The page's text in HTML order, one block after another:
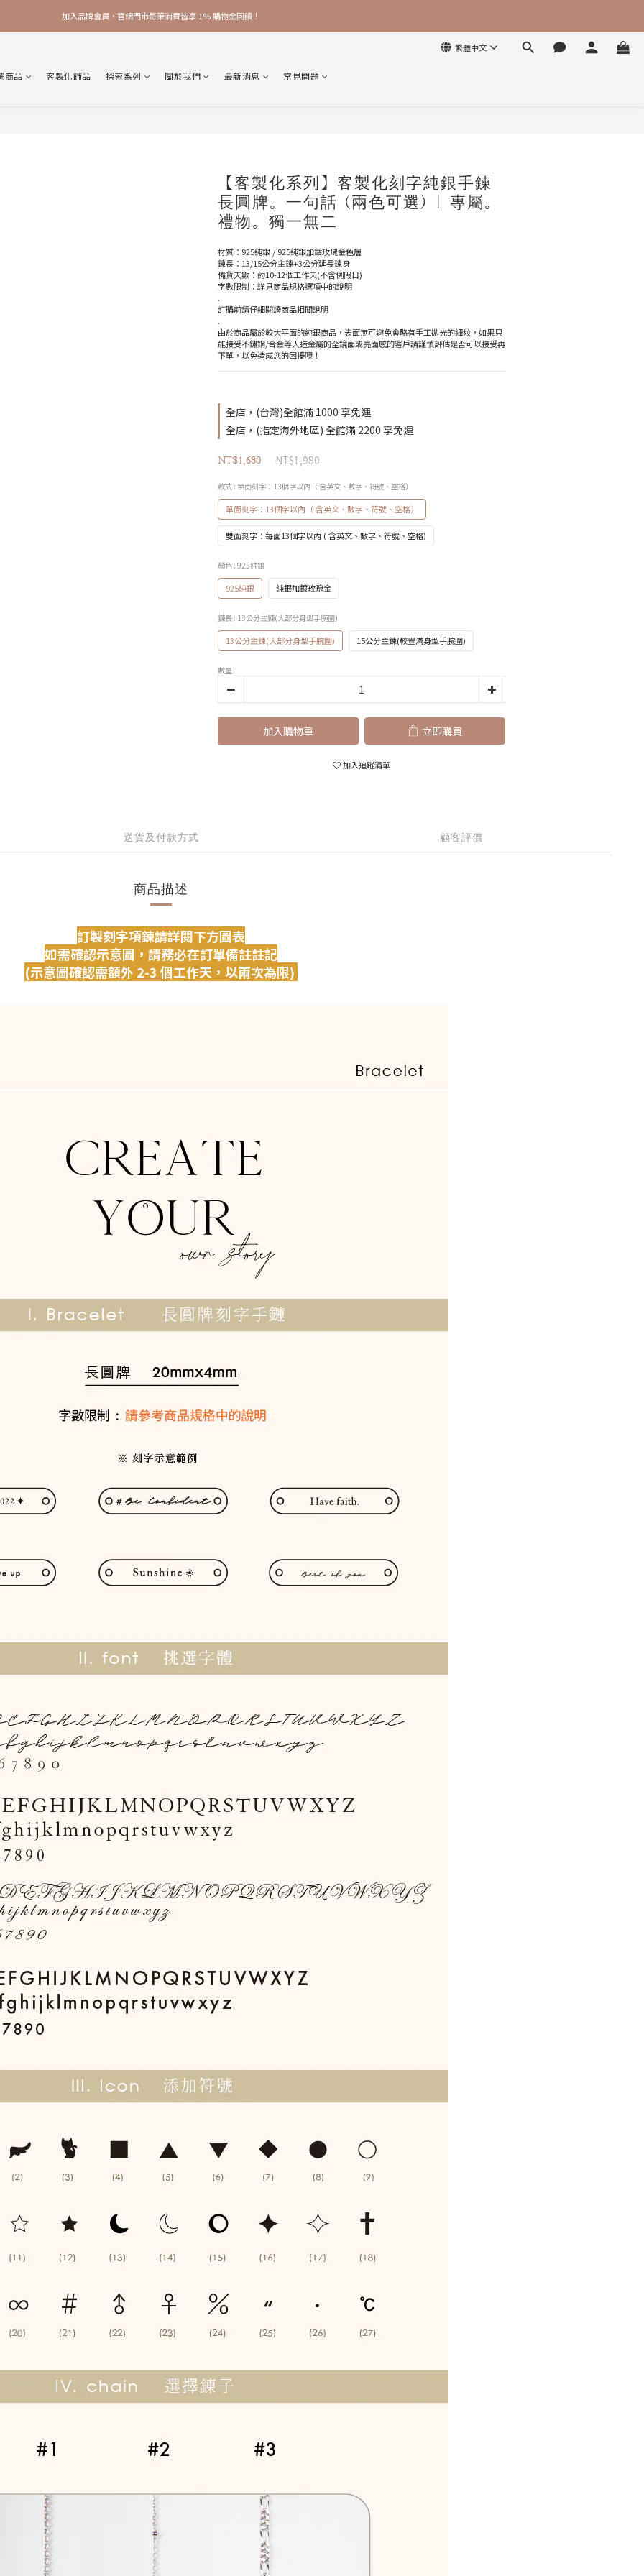
加入品牌會員，官網門市每筆消費皆享 1% 購物金回饋！
加入品牌會員，官網門市每筆消費皆享 1% 購物金回饋！
加入品牌會員，官網門市每筆消費皆享 1% 購物金回饋！
繁體中文
商品 客製化飾品 探索系列 關於我們 最新消息 常見問題
【客製化系列】客製化刻字純銀手鍊
長圓牌。一句話 (兩色可選) | 專屬。
禮物。獨一無二
材質：925純銀 / 925純銀加鍍玫瑰金色層
鍊長：13/15公分主鍊+3公分延長鍊身
備貨天數：約10-12個工作天(不含例假日)
字數限制：詳見商品規格選項中的說明
.
訂購前請仔細閱讀商品相關說明
.
由於商品屬於較大平面的純銀商品，表面無可避免會略有手工拋光的細紋，如果只
能接受不鏽鋼/合金等人造金屬的全鏡面或亮面感的客戶請謹慎評估是否可以接受再
下單，以免造成您的困擾噢！
全店，(台灣)全館滿 1000 享免運
全店，(指定海外地區) 全館滿 2200 享免運
NT$1,980
NT$1,680
款式 : 單面刻字：13個字以內（ 含英文、數字、符號、空格）
單面刻字：13個字以內（ 含英文、數字、符號、空格）
雙面刻字：每面13個字以內 ( 含英文、數字、符號、空格)
顏色 : 925純銀
925純銀 純銀加鍍玫瑰金
鍊長 : 13公分主鍊(大部分身型手腕圍)
13公分主鍊(大部分身型手腕圍) 15公分主鍊(較豐滿身型手腕圍)
數量
加入購物車 立即購買
加入追蹤清單
送貨及付款方式 顧客評價
商品描述
訂製刻字項鍊請詳閱下方圖表
如需確認示意圖，請務必在訂單備註註記
(示意圖確認需額外 2-3 個工作天，以兩次為限)